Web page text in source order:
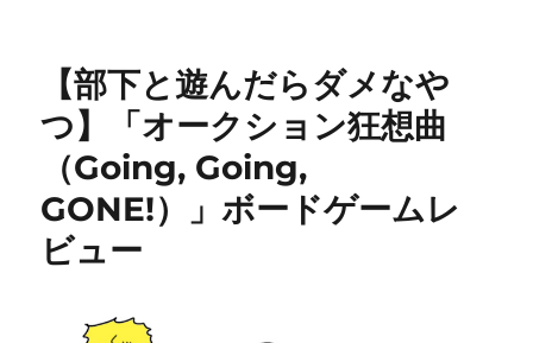
【部下と遊んだらダメなや
つ】「オークション狂想曲
（Going, Going,
GONE!）」ボードゲームレ
ビュー